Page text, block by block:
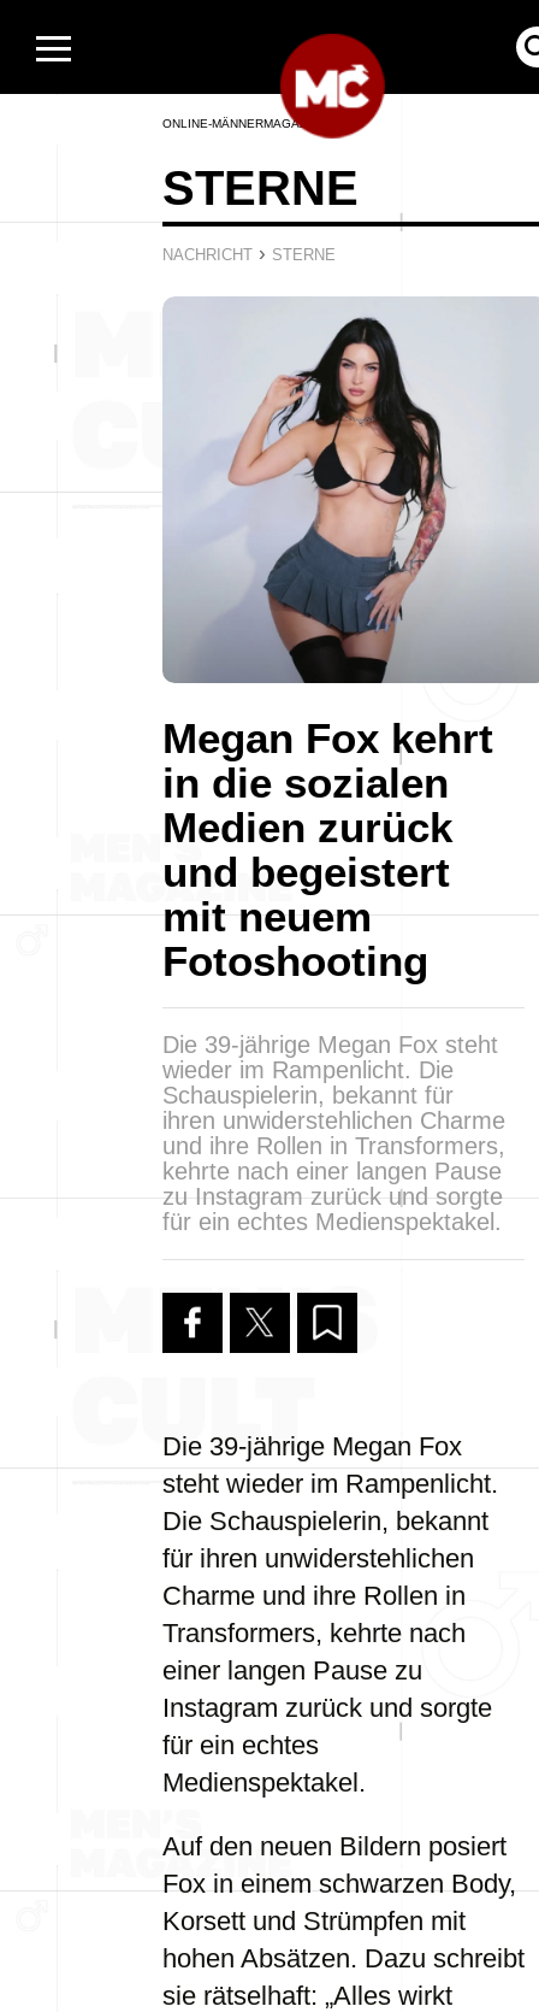
ONLINE-MÄNNERMAGAZIN
STERNE
NACHRICHT › STERNE
Megan Fox kehrt
in die sozialen
Medien zurück
und begeistert
mit neuem
Fotoshooting
Die 39-jährige Megan Fox steht
wieder im Rampenlicht. Die
Schauspielerin, bekannt für
ihren unwiderstehlichen Charme
und ihre Rollen in Transformers,
kehrte nach einer langen Pause
zu Instagram zurück und sorgte
für ein echtes Medienspektakel.
Die 39-jährige Megan Fox
steht wieder im Rampenlicht.
Die Schauspielerin, bekannt
für ihren unwiderstehlichen
Charme und ihre Rollen in
Transformers, kehrte nach
einer langen Pause zu
Instagram zurück und sorgte
für ein echtes
Medienspektakel.
Auf den neuen Bildern posiert
Fox in einem schwarzen Body,
Korsett und Strümpfen mit
hohen Absätzen. Dazu schreibt
sie rätselhaft: „Alles wirkt